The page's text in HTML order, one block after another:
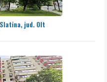
jud. Olt